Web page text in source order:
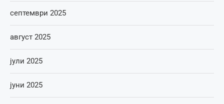
септември 2025
август 2025
јули 2025
јуни 2025